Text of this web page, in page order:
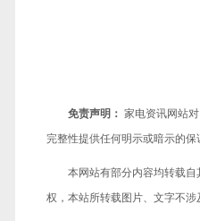
免责声明： 家电资讯网站
完整性提供任何明示或暗示的保
本网站有部分内容均转载
权，本站所转载图片、文字不